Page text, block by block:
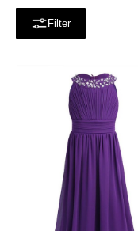
Filter